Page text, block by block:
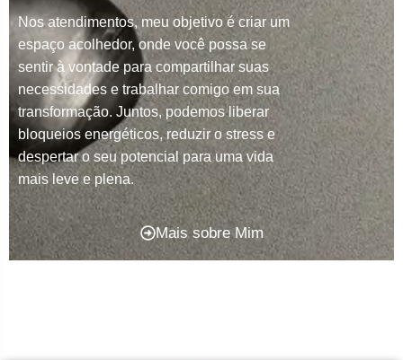
Nos atendimentos, meu objetivo é criar um
espaço acolhedor, onde você possa se
sentir à vontade para compartilhar suas
necessidades e trabalhar comigo em sua
transformação. Juntos, podemos liberar
bloqueios energéticos, reduzir o stress e
despertar o seu potencial para uma vida
mais leve e plena.
Mais sobre Mim